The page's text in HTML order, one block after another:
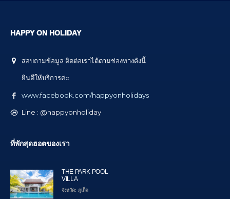
HAPPY ON HOLIDAY
สอบถามข้อมูล ติดต่อเราได้ตามช่องทางดังนี้
ยินดีให้บริการค่ะ
www.facebook.com/happyonholidays
Line : @happyonholiday
ที่พักสุดฮอตของเรา
THE PARK POOL
VILLA
จังหวัด: ภูเก็ต